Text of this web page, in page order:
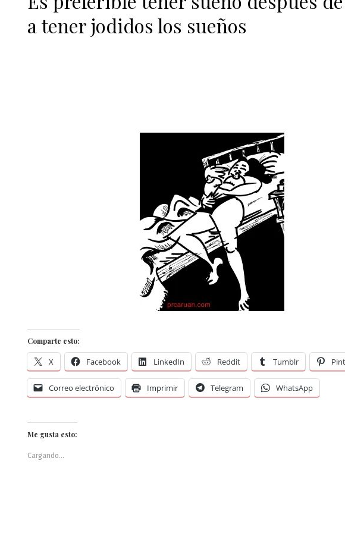
a tener jodidos los sueños
Comparte esto:
X Facebook LinkedIn Reddit Tumblr
Correo electrónico Imprimir Telegram WhatsApp
Me gusta esto:
Cargando...